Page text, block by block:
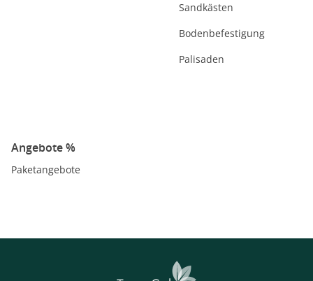
Sandkästen
Bodenbefestigung
Palisaden
Angebote %
Paketangebote